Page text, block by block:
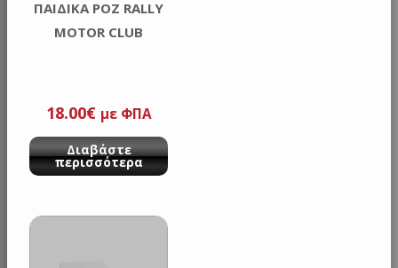
ΠΑΙΔΙΚΑ ΡΟΖ RALLY
MOTOR CLUB
18.00€ με ΦΠΑ
Διαβάστε
περισσότερα